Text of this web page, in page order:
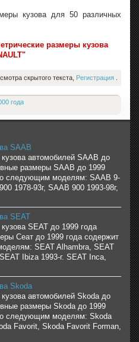
кузова для 50 различных
размеры кузова
скрытого текста, Регистрация .
года
SAAB
автомобилей SAAB до
размеры SAAB до 1999
следующим моделям: SAAB 9-
1978-93г, SAAB 900 1993-98г,
SEAT
SEAT до 1999 года
Сеат до 1999 года содержит
SEAT Alhambra, SEAT
Ibiza 1993-г. SEAT Inca,
Skoda
автомобилей Skoda до
размеры Skoda до 1999
следующим моделям: Skoda
Favorit, Skoda Favorit Forman,